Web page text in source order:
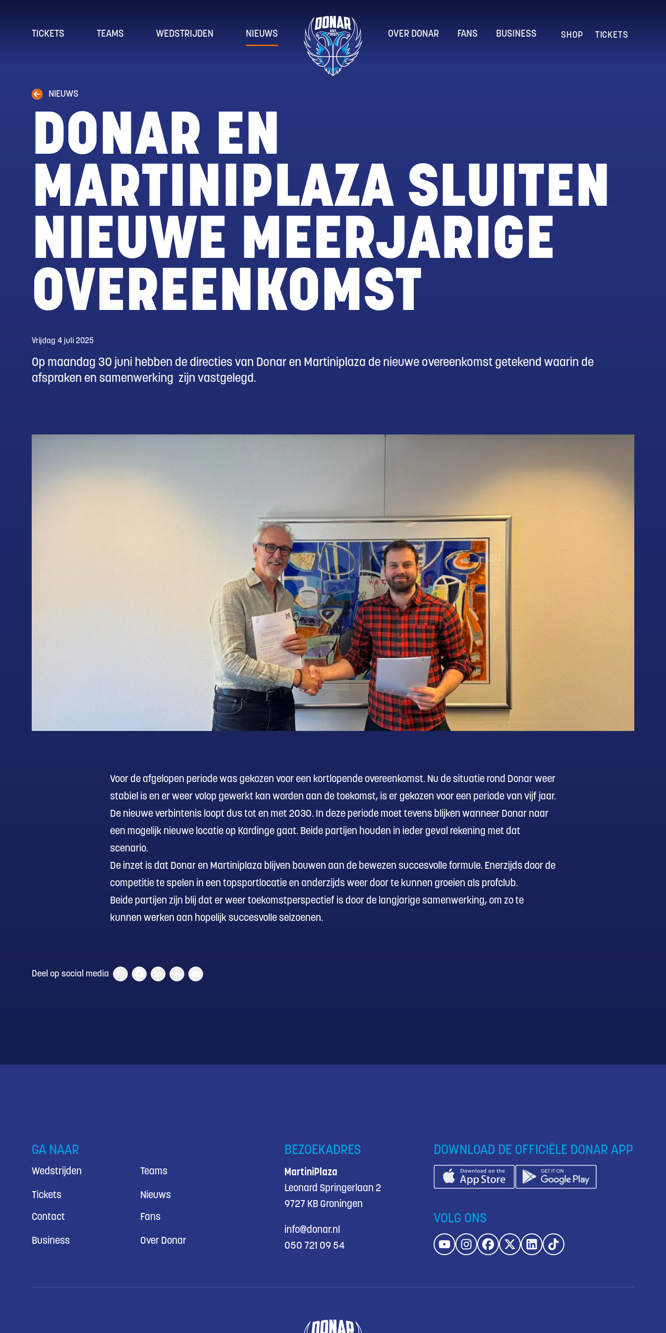
TICKETS TEAMS WEDSTRIJDEN NIEUWS OVER DONAR FANS BUSINESS SHOP TICKETS
NIEUWS
DONAR EN
MARTINIPLAZA SLUITEN
NIEUWE MEERJARIGE
OVEREENKOMST
Vrijdag 4 juli 2025
Op maandag 30 juni hebben de directies van Donar en Martiniplaza de nieuwe overeenkomst getekend waarin de
afspraken en samenwerking zijn vastgelegd.
Voor de afgelopen periode was gekozen voor een kortlopende overeenkomst. Nu de situatie rond Donar weer
stabiel is en er weer volop gewerkt kan worden aan de toekomst, is er gekozen voor een periode van vijf jaar.
De nieuwe verbintenis loopt dus tot en met 2030. In deze periode moet tevens blijken wanneer Donar naar
een mogelijk nieuwe locatie op Kardinge gaat. Beide partijen houden in ieder geval rekening met dat
scenario.
De inzet is dat Donar en Martiniplaza blijven bouwen aan de bewezen succesvolle formule. Enerzijds door de
competitie te spelen in een topsportlocatie en anderzijds weer door te kunnen groeien als profclub.
Beide partijen zijn blij dat er weer toekomstperspectief is door de langjarige samenwerking, om zo te
kunnen werken aan hopelijk succesvolle seizoenen.
Deel op social media
GA NAAR
Wedstrijden Teams
Tickets Nieuws
Contact Fans
Business Over Donar
BEZOEKADRES
MartiniPlaza
Leonard Springerlaan 2
9727 KB Groningen
info@donar.nl
050 721 09 54
DOWNLOAD DE OFFICIËLE DONAR APP
VOLG ONS